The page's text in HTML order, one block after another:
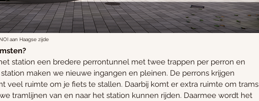
aan Haagse zijde
station een bredere perrontunnel met twee trappen per perron en
maken we nieuwe ingangen en pleinen. De perrons krijgen
veel ruimte om je fiets te stallen. Daarbij komt er extra ruimte om trams
tramlijnen van en naar het station kunnen rijden. Daarmee wordt het